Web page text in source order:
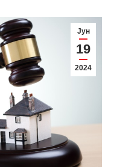
Јун
19
2024